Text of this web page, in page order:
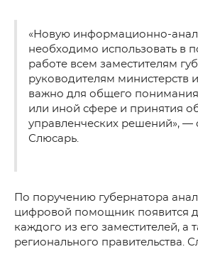
«Новую информационно-
необходимо использовать в
работе всем заместителям
руководителям министерств
важно для общего понимания
или иной сфере и принятия
управленческих решений»,
Слюсарь.
По поручению губернатора
цифровой помощник появится
каждого из его заместителей, а
регионального